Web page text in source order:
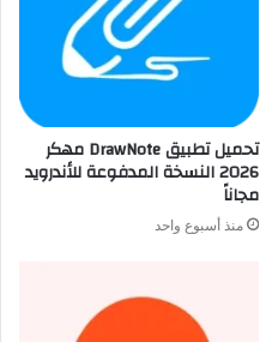
تحميل تطبيق DrawNote مهكر
2026 النسخة المدفوعة للأندرويد
مجاناً
منذ أسبوع واحد